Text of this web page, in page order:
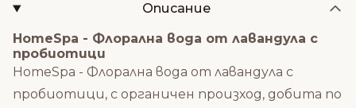
Описание
HomeSpa - Флорална вода от лавандула с
пробиотици
HomeSpa - Флорална вода от лавандула с
пробиотици, с органичен произход, добита по